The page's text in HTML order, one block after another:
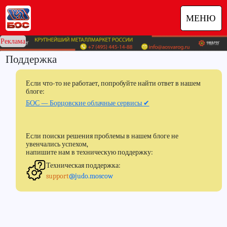
МЕНЮ
Реклама
Поддержка
Если что-то не работает, попробуйте найти ответ в нашем
блоге:
БОС — Борцовские облачные сервисы ✔
Если поиски решения проблемы в нашем блоге не
увенчались успехом,
напишите нам в техническую поддержку:
Техническая поддержка:
support@judo.moscow